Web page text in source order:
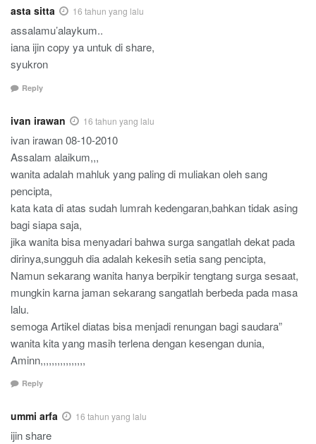
asta sitta 16 tahun yang lalu
assalamu’alaykum..
iana ijin copy ya untuk di share,
syukron
Reply
ivan irawan 16 tahun yang lalu
ivan irawan 08-10-2010
Assalam alaikum,,,
wanita adalah mahluk yang paling di muliakan oleh sang
pencipta,
kata kata di atas sudah lumrah kedengaran,bahkan tidak asing
bagi siapa saja,
jika wanita bisa menyadari bahwa surga sangatlah dekat pada
dirinya,sungguh dia adalah kekesih setia sang pencipta,
Namun sekarang wanita hanya berpikir tengtang surga sesaat,
mungkin karna jaman sekarang sangatlah berbeda pada masa
lalu.
semoga Artikel diatas bisa menjadi renungan bagi saudara”
wanita kita yang masih terlena dengan kesengan dunia,
Aminn,,,,,,,,,,,,,,,,
Reply
ummi arfa 16 tahun yang lalu
ijin share